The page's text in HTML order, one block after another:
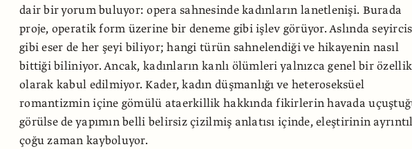
dair bir yorum buluyor: opera sahnesinde kadınların lanetlenişi. Burada
proje, operatik form üzerine bir deneme gibi işlev görüyor. Aslında
gibi eser de her şeyi biliyor; hangi türün sahnelendiği ve hikayenin nasıl
bittiği biliniyor. Ancak, kadınların kanlı ölümleri yalnızca genel bir özellik
olarak kabul edilmiyor. Kader, kadın düşmanlığı ve heteroseksüel
romantizmin içine gömülü ataerkillik hakkında fikirlerin havada
görülse de yapımın belli belirsiz çizilmiş anlatısı içinde, eleştirinin
çoğu zaman kayboluyor.